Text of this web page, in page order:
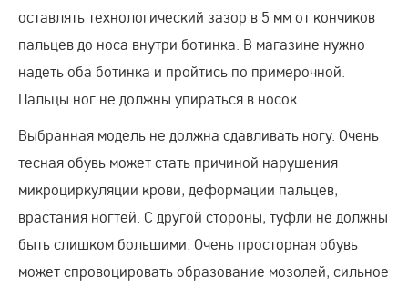
оставлять технологический зазор в 5 мм от кончиков
пальцев до носа внутри ботинка. В магазине нужно
надеть оба ботинка и пройтись по примерочной.
Пальцы ног не должны упираться в носок.
Выбранная модель не должна сдавливать ногу. Очень
тесная обувь может стать причиной нарушения
микроциркуляции крови, деформации пальцев,
врастания ногтей. С другой стороны, туфли не должны
быть слишком большими. Очень просторная обувь
может спровоцировать образование мозолей, сильное